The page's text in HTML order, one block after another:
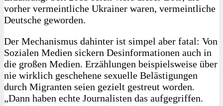
vorher vermeintliche Ukrainer waren, vermeintliche
Deutsche geworden.
Der Mechanismus dahinter ist simpel aber fatal: Von
Sozialen Medien sickern Desinformationen auch in
die großen Medien. Erzählungen beispielsweise über
nie wirklich geschehene sexuelle Belästigungen
durch Migranten seien gezielt gestreut worden.
„Dann haben echte Journalisten das aufgegriffen.